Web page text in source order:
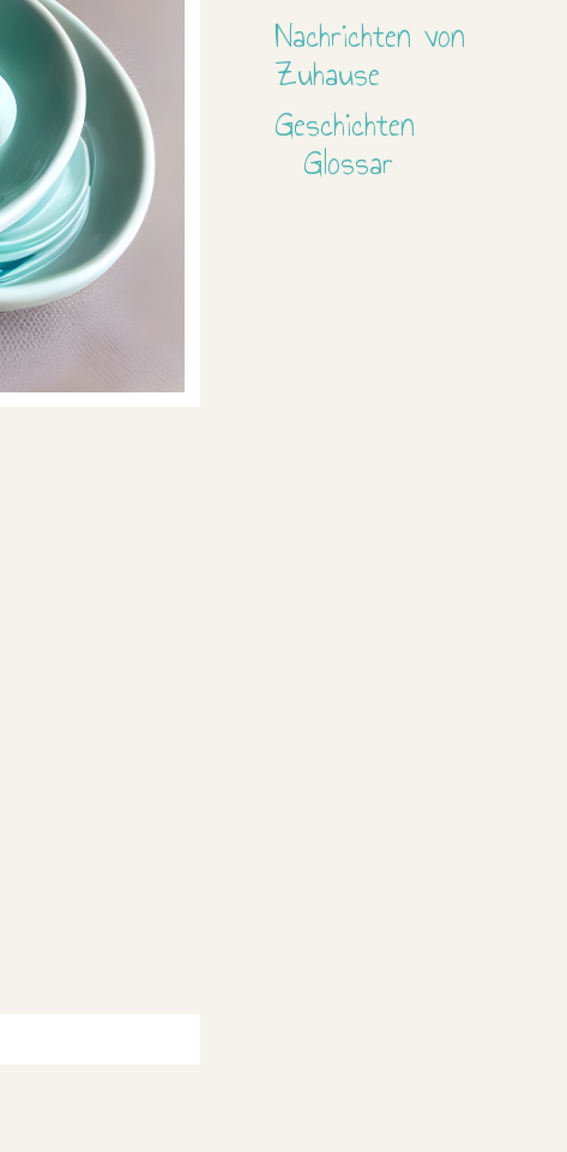
Nachrichten von
Zuhause
Geschichten
Glossar